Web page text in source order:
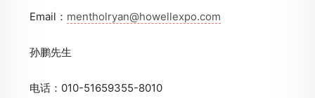
Email： mentholryan@howellexpo.com
孙鹏先生
电话：010-51659355-8010